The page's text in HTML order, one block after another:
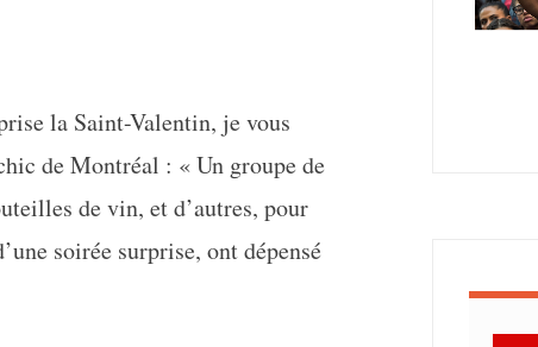
la Saint-Valentin, je vous
de Montréal : « Un groupe de
de vin, et d’autres, pour
soirée surprise, ont dépensé